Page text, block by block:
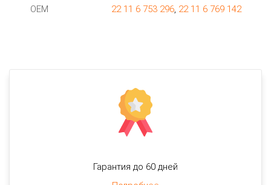
OEM 22 11 6 753 296 22 11 6 769 142
Гарантия до 60 дней